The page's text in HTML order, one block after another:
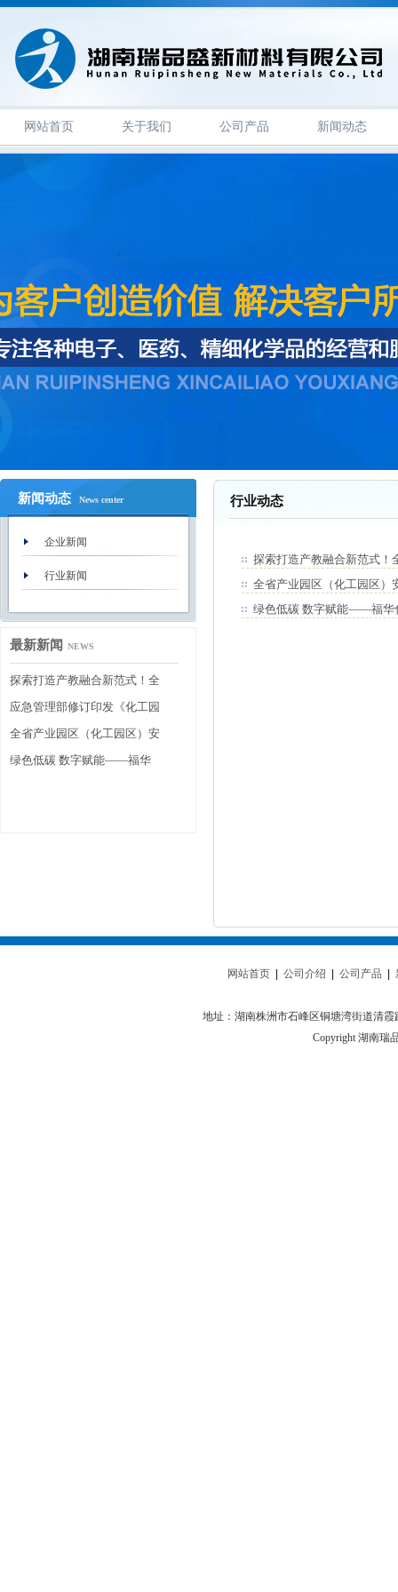
网站首页 关于我们 公司产品 新闻动态
新闻动态 News center
企业新闻
行业新闻
最新新闻 NEWS
行业动态
探索打造产教融合新范式！
全省产业园区（化工园区）
绿色低碳 数字赋能——福华
网站首页 公司介绍 公司产品
地址：湖南株洲市石峰区铜塘湾街道清
Copyright 湖南瑞